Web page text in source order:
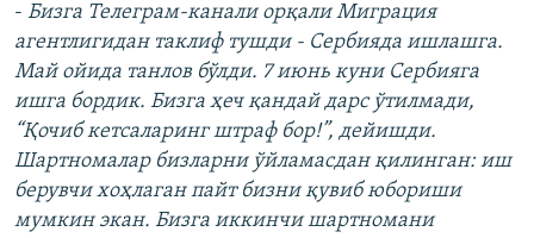
- Бизга Телеграм-канали орқали Миграция
агентлигидан таклиф тушди - Сербияда ишлашга.
Май ойида танлов бўлди. 7 июнь куни Сербияга
ишга бордик. Бизга ҳеч қандай дарс ўтилмади,
“Қочиб кетсаларинг штраф бор!”, дейишди.
Шартномалар бизларни ўйламасдан қилинган: иш
берувчи хоҳлаган пайт бизни қувиб юбориши
мумкин экан. Бизга иккинчи шартномани